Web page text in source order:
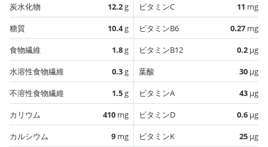
炭水化物
12.2g
糖質
10.4g
食物繊維
1.8g
水溶性食物繊維
0.3g
不溶性食物繊維
1.5g
カリウム
410 mg
カルシウム
9 mg
ビタミンC
11 mg
ビタミンB6
0.27 mg
ビタミンB12
0.2 µg
葉酸
30 µg
ビタミンA
43 µg
ビタミンD
0.6 µg
ビタミンK
25 µg